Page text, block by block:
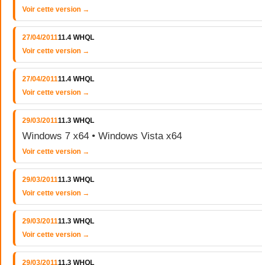
Voir cette version →
27/04/201111.4 WHQL
Voir cette version →
27/04/201111.4 WHQL
Voir cette version →
29/03/201111.3 WHQL
Windows 7 x64 • Windows Vista x64
Voir cette version →
29/03/201111.3 WHQL
Voir cette version →
29/03/201111.3 WHQL
Voir cette version →
29/03/201111.3 WHQL